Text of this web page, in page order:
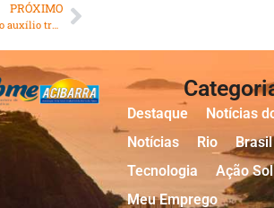
PRÓXIMO
Estagiários do Tribunal de Justiça reivindicam reajuste do auxílio transporte
Destaque
Notícias
Notícias
Rio Brasil
Tecnologia
Ação
Meu Emprego